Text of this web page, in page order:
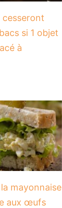
cesseront
si 1 objet
à
mayonnaise
aux œufs